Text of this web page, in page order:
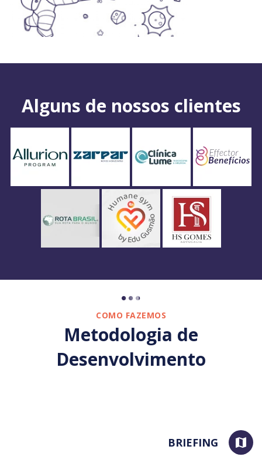
Alguns de nossos clientes
COMO FAZEMOS
Metodologia de
Desenvolvimento
BRIEFING